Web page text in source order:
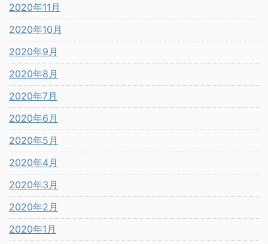
2020年11月
2020年10月
2020年9月
2020年8月
2020年7月
2020年6月
2020年5月
2020年4月
2020年3月
2020年2月
2020年1月